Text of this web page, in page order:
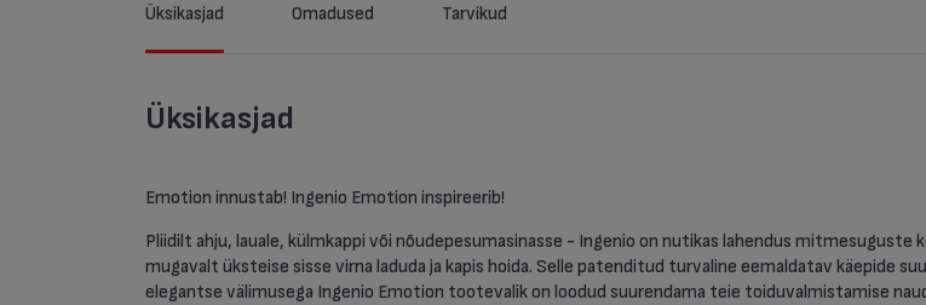
Üksikasjad Omadused Tarvikud
Üksikasjad
Emotion innustab! Ingenio Emotion inspireerib!
Pliidilt ahju, lauale, külmkappi või nõudepesumasinasse - Ingenio on nutikas lahendus
mugavalt üksteise sisse virna laduda ja kapis hoida. Selle patenditud turvaline eemaldatav käepide
elegantse välimusega Ingenio Emotion tootevalik on loodud suurendama teie toiduvalmistamise